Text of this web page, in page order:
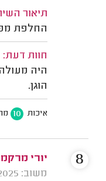
תיאור
החלפת
חוות דעת:
היה
הוגן.
איכות 10
יורי
משוב: 07/09/2025
8